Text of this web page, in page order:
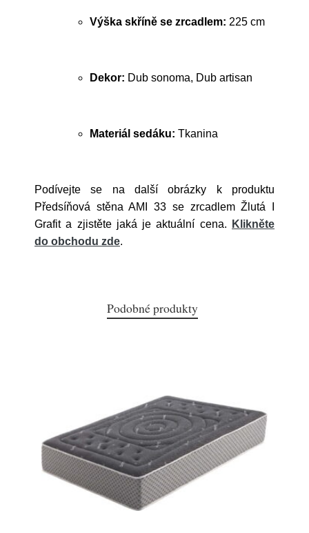
Výška skříně se zrcadlem: 225 cm
Dekor: Dub sonoma, Dub artisan
Materiál sedáku: Tkanina
Podívejte se na další obrázky k produktu
Předsíňová stěna AMI 33 se zrcadlem Žlutá I
Grafit a zjistěte jaká je aktuální cena.
Klikněte
do obchodu zde.
Podobné produkty